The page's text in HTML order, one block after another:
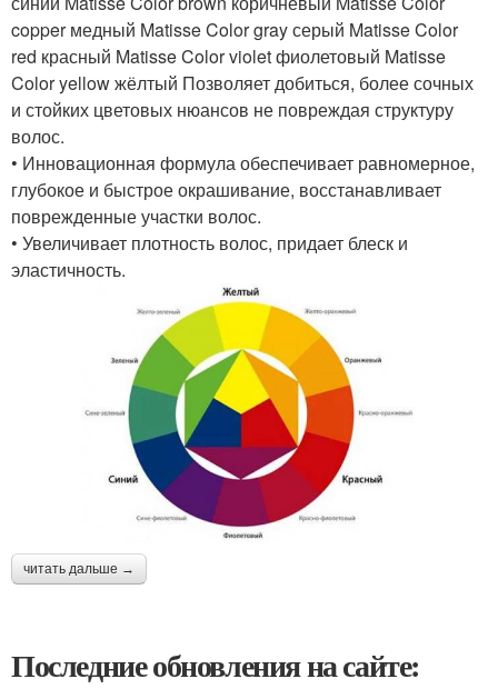
copper медный Matisse Color gray серый Matisse Color
red красный Matisse Color violet фиолетовый Matisse
Color yellow жёлтый Позволяет добиться, более сочных
и стойких цветовых нюансов не повреждая структуру
волос.
• Инновационная формула обеспечивает равномерное,
глубокое и быстрое окрашивание, восстанавливает
поврежденные участки волос.
• Увеличивает плотность волос, придает блеск и
эластичность.
читать дальше →
Последние обновления на сайте: